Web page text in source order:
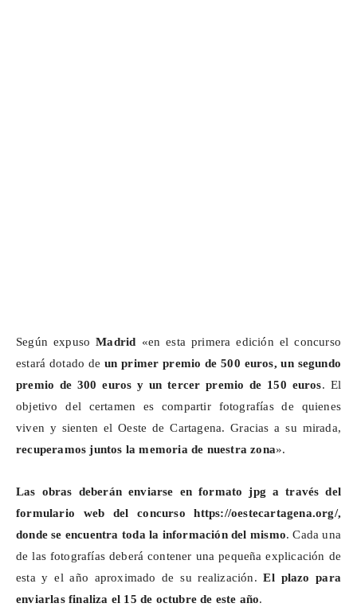
Según expusoMadrid «en esta primera edición el concurso
estará dotado deun primer premio de 500 euros, un segundo
premio de 300 euros y un tercer premio de 150 euros. El
objetivo del certamen es compartir fotografías de quienes
viven y sienten el Oeste de Cartagena. Gracias a su mirada,
recuperamos juntos la memoria de nuestra zona».
Las obras deberán enviarse en formatojpg a través del
formulario web del concursohttps://oestecartagena.org/,
donde se encuentra toda la información del mismo. Cada una
de las fotografías deberá contener una pequeña explicación de
esta y el año aproximado de su realización.El plazo para
enviarlas finaliza el 15 de octubre de este año.